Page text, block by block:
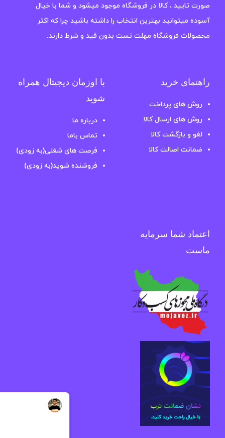
صورت تایید ، کالا در فروشگاه موجود میشود و شما با خیال
آسوده میتوانید بهترین انتخاب را داشته باشید چرا که اکثر
محصولات فروشگاه مهلت تست بدون قید و شرط دارند.
راهنمای خرید
روش های پرداخت
روش های ارسال کالا
لغو و بازگشت کالا
ضمانت اصالت کالا
با اوزمان دیجیتال همراه
شوید
درباره ما
تماس باما
فرصت های شغلی(به زودی)
فروشنده شوید(به زودی)
اعتماد شما سرمایه
ماست